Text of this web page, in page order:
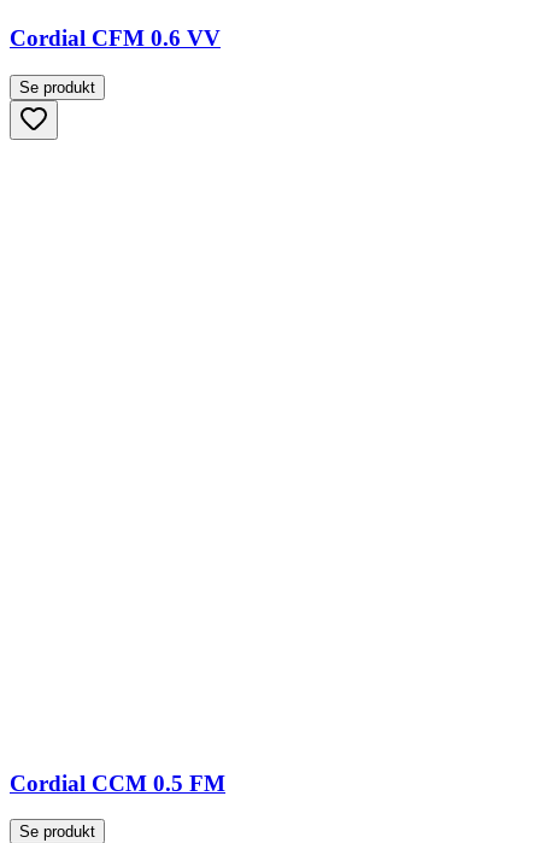
Cordial CFM 0.6 VV
Se produkt
Cordial CCM 0.5 FM
Se produkt